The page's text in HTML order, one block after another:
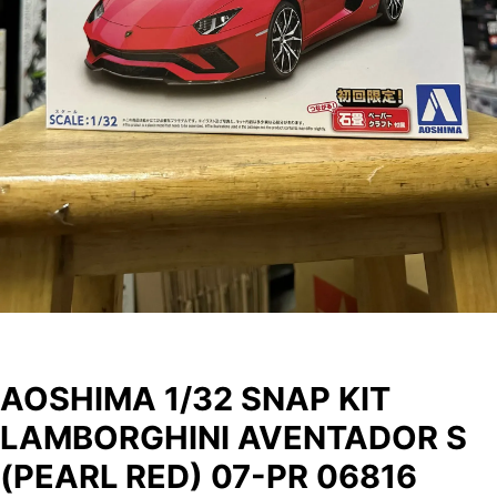
AOSHIMA 1/32 SNAP KIT
LAMBORGHINI AVENTADOR S
(PEARL RED) 07-PR 06816